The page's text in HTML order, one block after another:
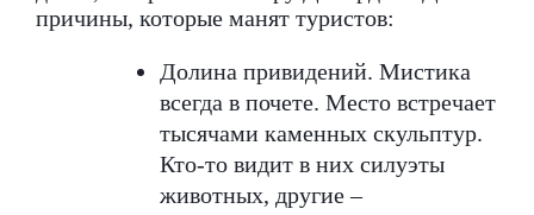
причины, которые манят туристов:
Долина привидений. Мистика
всегда в почете. Место встречает
тысячами каменных скульптур.
Кто-то видит в них силуэты
животных, другие –